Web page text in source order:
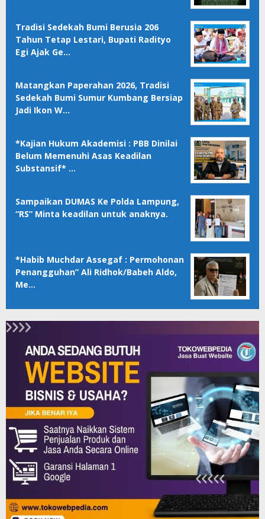
Tradisi Sedekah Bumi Berusia 206
Tahun Tetap Lestari, Bupati Radityo
Egi Ajak Ge…
Matangkan Paperahan 2026, Tradisi
Sedekah Bumi Sumur Kumbang Bersiap
Jadi Ikon W…
*Kajian Hukum Akademisi : PBB Dinilai
Belum Memenuhi Asas Keadilan
Substansif* …
Sampaikan DUMAS Ke Polda Lampung,
“RS” Minta keadilan untuk anaknya.
*Habib Muchdar Assegaf : Permohonan
Penangguhan” Ali Ridhok/Babeh Aldo,
Me…